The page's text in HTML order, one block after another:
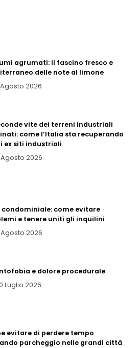
agrumati: il fascino fresco e
delle note al limone
2026
vite dei terreni industriali
come l’Italia sta recuperando
ex siti industriali
2026
condominiale: come evitare
e tenere uniti gli inquilini
Agosto 2026
e dolore procedurale
Luglio 2026
evitare di perdere tempo
parcheggio nelle grandi città